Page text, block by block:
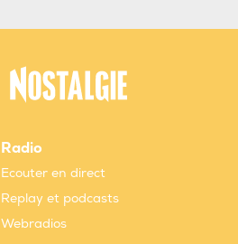
Radio
Ecouter en direct
Replay et podcasts
Webradios